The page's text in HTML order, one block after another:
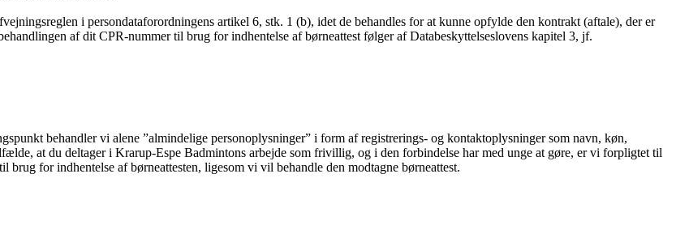
i persondataforordningens artikel 6, stk. 1 (b), idet de behandles for at kunne opfylde den kontrakt (aftale), der er
af dit CPR-nummer til brug for indhentelse af børneattest følger af Databeskyttelseslovens kapitel 3, jf.
behandler vi alene ”almindelige personoplysninger” i form af registrerings- og kontaktoplysninger som navn, køn,
at du deltager i Krarup-Espe Badmintons arbejde som frivillig, og i den forbindelse har med unge at gøre, er vi forpligtet til
for indhentelse af børneattesten, ligesom vi vil behandle den modtagne børneattest.